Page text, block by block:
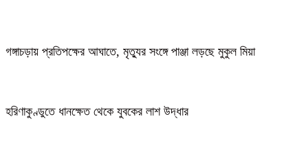
গঙ্গাচড়ায় প্রতিপক্ষের আঘাতে, মৃত্যুর সংঙ্গে পাঞ্জা লড়ছে মুকুল মিয়া
হরিণাকুণ্ডুতে ধানক্ষেত থেকে যুবকের লাশ উদ্ধার